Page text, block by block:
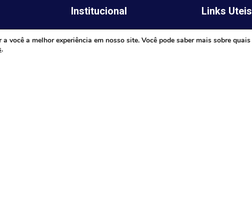
de Fátima,
Institucional
Legislativo
Links Uteis
Prefeitura de
você a melhor experiência em nosso site. Você pode saber mais sobre
.